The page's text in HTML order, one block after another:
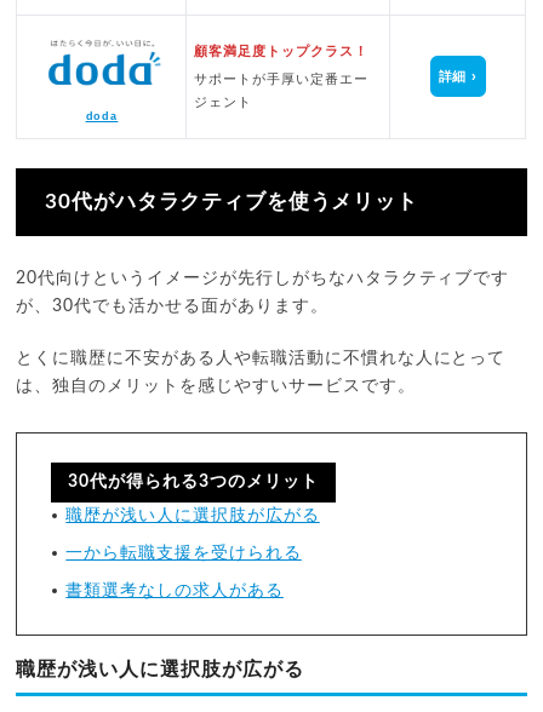
doda
顧客満足度トップクラス！
サポートが手厚い定番エー
ジェント
詳細
30代がハタラクティブを使うメリット
20代向けというイメージが先行しがちなハタラクティブです
が、30代でも活かせる面があります。
とくに職歴に不安がある人や転職活動に不慣れな人にとって
は、独自のメリットを感じやすいサービスです。
30代が得られる3つのメリット
職歴が浅い人に選択肢が広がる
一から転職支援を受けられる
書類選考なしの求人がある
職歴が浅い人に選択肢が広がる